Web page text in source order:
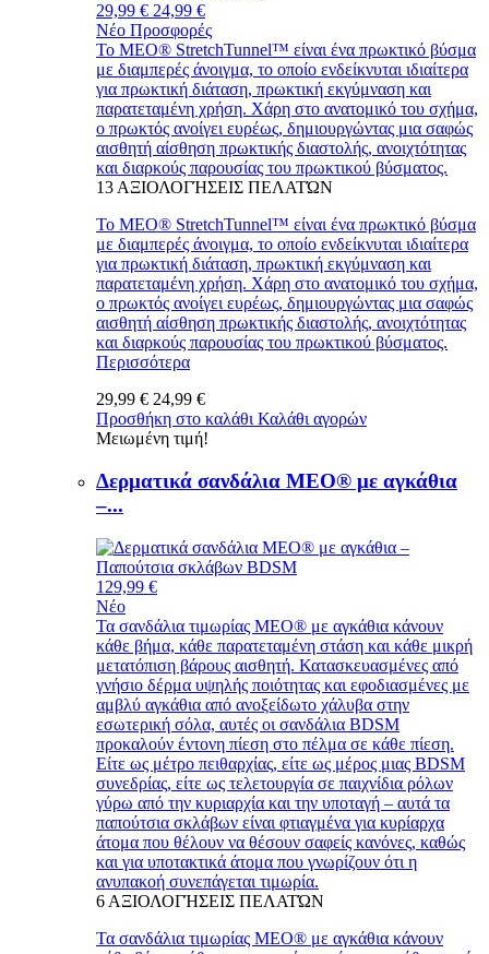
29,99 € 24,99 €
Νέο Προσφορές
Το MEO® StretchTunnel™ είναι ένα πρωκτικό βύσμα
με διαμπερές άνοιγμα, το οποίο ενδείκνυται ιδιαίτερα
για πρωκτική διάταση, πρωκτική εκγύμναση και
παρατεταμένη χρήση. Χάρη στο ανατομικό του σχήμα,
ο πρωκτός ανοίγει ευρέως, δημιουργώντας μια σαφώς
αισθητή αίσθηση πρωκτικής διαστολής, ανοιχτότητας
και διαρκούς παρουσίας του πρωκτικού βύσματος.
13ΑΞΙΟΛΟΓΉΣΕΙΣ ΠΕΛΑΤΏΝ
Το MEO® StretchTunnel™ είναι ένα πρωκτικό βύσμα
με διαμπερές άνοιγμα, το οποίο ενδείκνυται ιδιαίτερα
για πρωκτική διάταση, πρωκτική εκγύμναση και
παρατεταμένη χρήση. Χάρη στο ανατομικό του σχήμα,
ο πρωκτός ανοίγει ευρέως, δημιουργώντας μια σαφώς
αισθητή αίσθηση πρωκτικής διαστολής, ανοιχτότητας
και διαρκούς παρουσίας του πρωκτικού βύσματος.
Περισσότερα
29,99 € 24,99 €
Προσθήκη στο καλάθι Καλάθι αγορών
Μειωμένη τιμή!
Δερματικά σανδάλια MEO® με αγκάθια
–...
129,99 €
Νέο
Τα σανδάλια τιμωρίας MEO® με αγκάθια κάνουν
κάθε βήμα, κάθε παρατεταμένη στάση και κάθε μικρή
μετατόπιση βάρους αισθητή. Κατασκευασμένες από
γνήσιο δέρμα υψηλής ποιότητας και εφοδιασμένες με
αμβλύ αγκάθια από ανοξείδωτο χάλυβα στην
εσωτερική σόλα, αυτές οι σανδάλια BDSM
προκαλούν έντονη πίεση στο πέλμα σε κάθε πίεση.
Είτε ως μέτρο πειθαρχίας, είτε ως μέρος μιας BDSM
συνεδρίας, είτε ως τελετουργία σε παιχνίδια ρόλων
γύρω από την κυριαρχία και την υποταγή – αυτά τα
παπούτσια σκλάβων είναι φτιαγμένα για κυρίαρχα
άτομα που θέλουν να θέσουν σαφείς κανόνες, καθώς
και για υποτακτικά άτομα που γνωρίζουν ότι η
ανυπακοή συνεπάγεται τιμωρία.
6 ΑΞΙΟΛΟΓΉΣΕΙΣ ΠΕΛΑΤΏΝ
Τα σανδάλια τιμωρίας MEO® με αγκάθια κάνουν